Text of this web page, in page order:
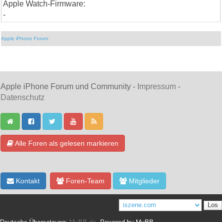
Apple Watch-Firmware:
-
Apple iPhone Forum
Apple iPhone Forum und Community - Impressum -
Datenschutz
Alle Foren als gelesen markieren
Kontakt Foren-Team Mitglieder